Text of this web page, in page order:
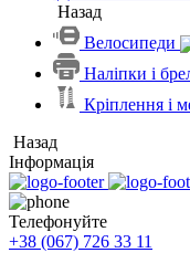
Назад
Велосипеди
Наліпки і
Кріплення і
Назад
Інформація
Телефонуйте
+38 (067) 726 33 11